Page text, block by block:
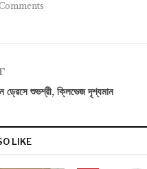
ড্রেসে শুভশ্রী, ক্লিভেজ দৃশ্যমান
LIKE